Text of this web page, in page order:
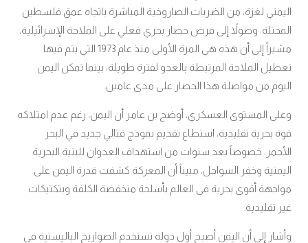
اليمني لغزة، من الضربات الصاروخية المباشرة باتجاه عمق فلسطين
المحتلة، وصولاً إلى فرض حصار بحري فعلي على الملاحة الإسرائيلية،
مشيراً إلى أن هذه هي المرة الأولى منذ عام 1973 التي يتم فيها
تعطيل الملاحة المرتبطة بالعدو لفترة طويلة، بينما تمكن اليمن
اليوم من مواصلة هذا الحصار على مدى عامين.
وعلى المستوى العسكري، أوضح بن عامر أن اليمن، رغم عدم امتلاكه
قوة بحرية تقليدية، استطاع تقديم نموذج قتالي جديد في البحر
الأحمر، خصوصاً بعد سنوات من استهداف العدوان للبنية البحرية
اليمنية وخفر السواحل، مبيناً أن المعركة كشفت قدرة اليمن على
مواجهة أقوى بحرية في العالم بأسلحة منخفضة الكلفة وبتكتيكات
غير تقليدية.
وأشار إلى أن اليمن أصبح أول دولة تستخدم الصواريخ الباليستية في